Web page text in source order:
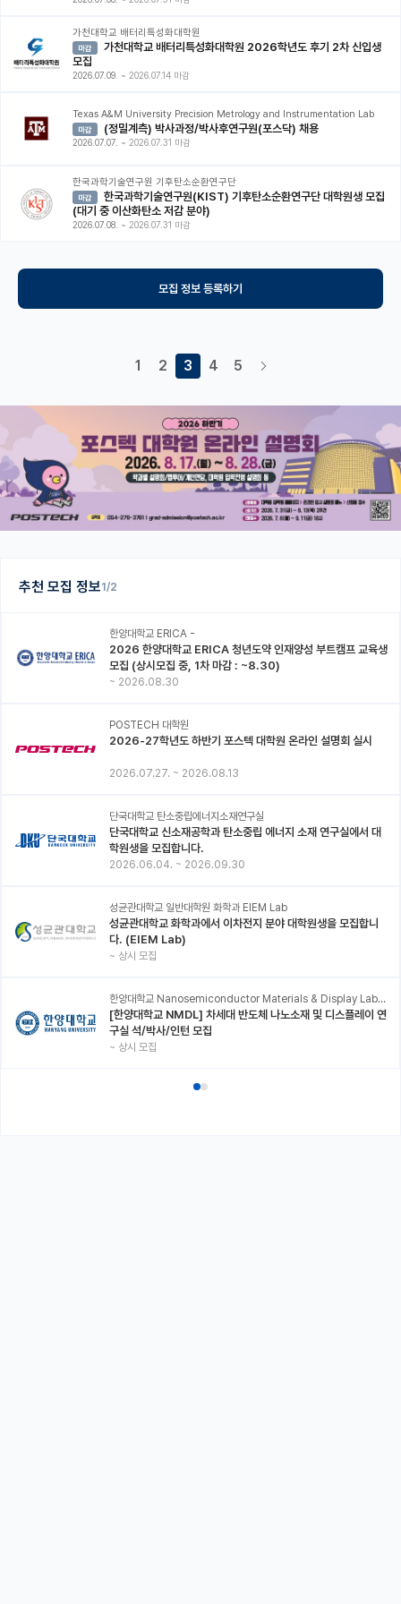
추천 모집 정보1/2
한양대학교 ERICA -
2026 한양대학교 ERICA 청년도약 인재양성 부트캠프 교육생
모집 (상시모집 중, 1차 마감 : ~8.30)
~ 2026.08.30
POSTECH 대학원
2026-27학년도 하반기 포스텍 대학원 온라인 설명회 실시
2026.07.27. ~ 2026.08.13
단국대학교 탄소중립에너지소재연구실
단국대학교 신소재공학과 탄소중립 에너지 소재 연구실에서 대
학원생을 모집합니다.
2026.06.04. ~ 2026.09.30
성균관대학교 일반대학원 화학과 EIEM Lab
성균관대학교 화학과에서 이차전지 분야 대학원생을 모집합니
다. (EIEM Lab)
~ 상시 모집
한양대학교 Nanosemiconductor Materials & Display Laboratory
[한양대학교 NMDL] 차세대 반도체 나노소재 및 디스플레이 연
구실 석/박사/인턴 모집
~ 상시 모집
가천대학교 배터리특성화대학원
마감
모집
2026.07.09. ~ 2026.07.14 마감
Texas A&M University Precision Metrology and Instrumentation Lab
마감 (정밀계측) 박사과정/박사후연구원(포스닥) 채용
2026.07.07. ~ 2026.07.31 마감
한국과학기술연구원 기후탄소순환연구단
마감
(대기 중 이산화탄소 저감 분야)
2026.07.08. ~ 2026.07.31 마감
모집 정보 등록하기
1 2 3 4 5